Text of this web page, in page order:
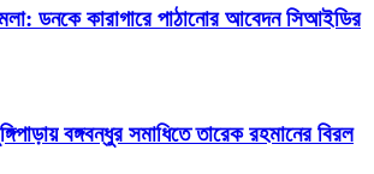
ডনকে কারাগারে পাঠানোর আবেদন সিআইডির
বঙ্গবন্ধুর সমাধিতে তারেক রহমানের বিরল